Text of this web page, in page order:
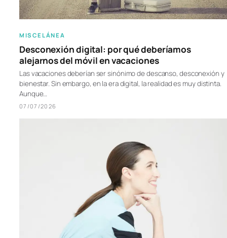
MISCELÁNEA
Desconexión digital: por qué deberíamos
alejarnos del móvil en vacaciones
Las vacaciones deberían ser sinónimo de descanso, desconexión y
bienestar. Sin embargo, en la era digital, la realidad es muy distinta.
Aunque…
07/07/2026